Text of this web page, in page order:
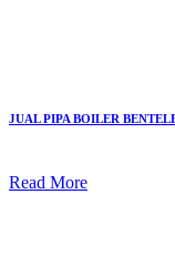
JUAL PIPA BOILER
Read More